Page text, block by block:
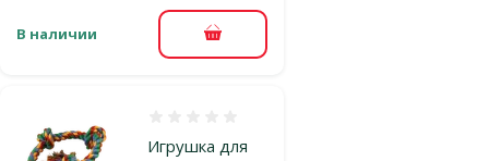
В наличии В корзину
Игрушка для